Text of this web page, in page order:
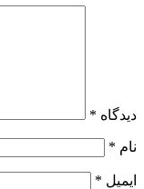
دیدگاه *
نام *
ایمیل *